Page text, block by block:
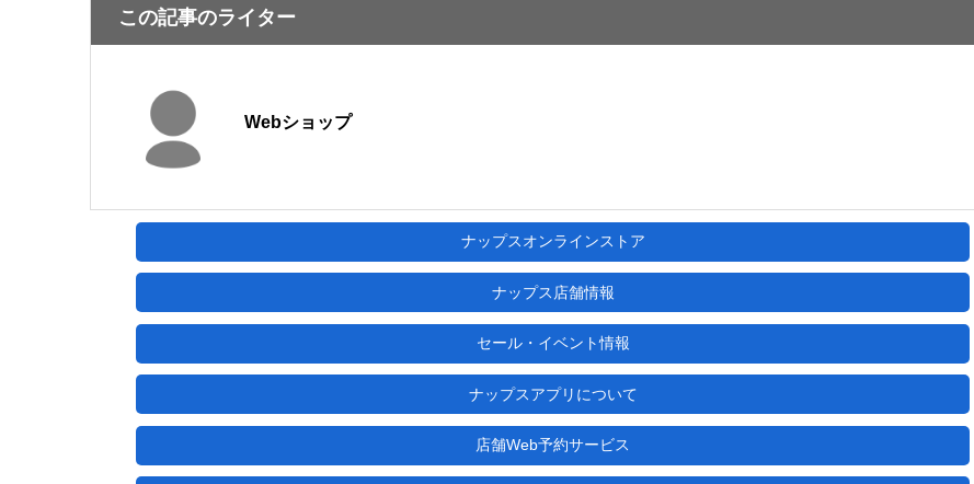
この記事のライター
Webショップ
ナップスオンラインストア
ナップス店舗情報
セール・イベント情報
ナップスアプリについて
店舗Web予約サービス